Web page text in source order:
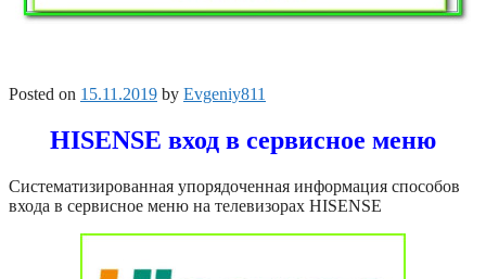
Posted on 15.11.2019 by Evgeniy811
HISENSE вход в сервисное меню
Систематизированная упорядоченная информация способов
входа в сервисное меню на телевизорах HISENSE